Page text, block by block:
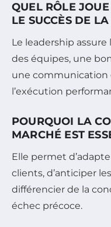
QUEL RÔLE
LE SUCCÈS DE
Le leadership
des équipes, une
une communication
l’exécution
POURQUOI LA
MARCHÉ EST
Elle permet
clients, d’anticiper
différencier de la
échec précoce.